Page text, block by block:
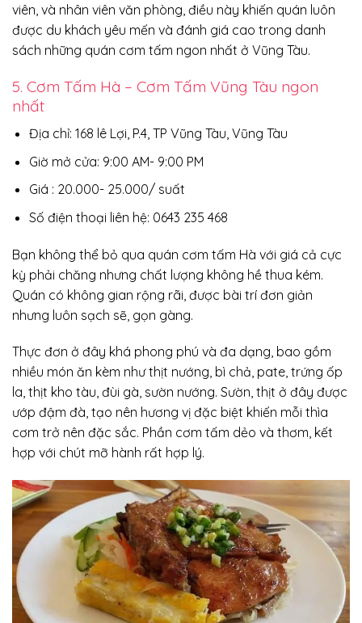
viên, và nhân viên văn phòng, điều này khiến quán luôn
được du khách yêu mến và đánh giá cao trong danh
sách những quán cơm tấm ngon nhất ở Vũng Tàu.
5. Cơm Tấm Hà – Cơm Tấm Vũng Tàu ngon
nhất
Địa chỉ: 168 lê Lợi, P.4, TP Vũng Tàu, Vũng Tàu
Giờ mở cửa: 9:00 AM- 9:00 PM
Giá : 20.000- 25.000/ suất
Số điện thoại liên hệ: 0643 235 468
Bạn không thể bỏ qua quán cơm tấm Hà với giá cả cực
kỳ phải chăng nhưng chất lượng không hề thua kém.
Quán có không gian rộng rãi, được bài trí đơn giản
nhưng luôn sạch sẽ, gọn gàng.
Thực đơn ở đây khá phong phú và đa dạng, bao gồm
nhiều món ăn kèm như thịt nướng, bì chả, pate, trứng ốp
la, thịt kho tàu, đùi gà, sườn nướng. Sườn, thịt ở đây được
ướp đậm đà, tạo nên hương vị đặc biệt khiến mỗi thìa
cơm trở nên đặc sắc. Phần cơm tấm dẻo và thơm, kết
hợp với chút mỡ hành rất hợp lý.